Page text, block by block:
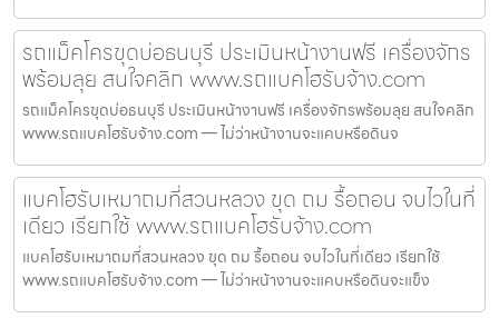
รถแม็คโครขุดบ่อธนบุรี ประเมินหน้างานฟรี เครื่องจักร
พร้อมลุย สนใจคลิก www.รถแบคโฮรับจ้าง.com
รถแม็คโครขุดบ่อธนบุรี ประเมินหน้างานฟรี เครื่องจักรพร้อมลุย สนใจคลิก
www.รถแบคโฮรับจ้าง.com — ไม่ว่าหน้างานจะแคบหรือดินจ
แบคโฮรับเหมาถมที่สวนหลวง ขุด ถม รื้อถอน จบไวในที่
เดียว เรียกใช้ www.รถแบคโฮรับจ้าง.com
แบคโฮรับเหมาถมที่สวนหลวง ขุด ถม รื้อถอน จบไวในที่เดียว เรียกใช้
www.รถแบคโฮรับจ้าง.com — ไม่ว่าหน้างานจะแคบหรือดินจะแข็ง